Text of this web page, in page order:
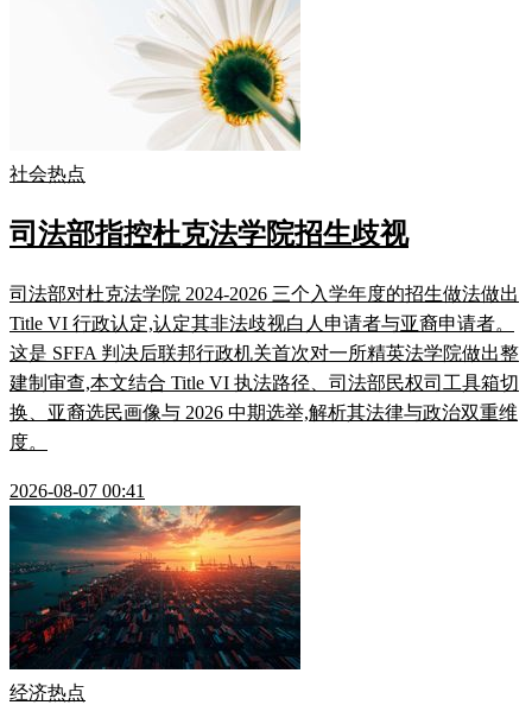
社会热点
司法部指控杜克法学院招生歧视
司法部对杜克法学院 2024-2026 三个入学年度的招生做法做出
Title VI 行政认定,认定其非法歧视白人申请者与亚裔申请者。
这是 SFFA 判决后联邦行政机关首次对一所精英法学院做出整
建制审查,本文结合 Title VI 执法路径、司法部民权司工具箱切
换、亚裔选民画像与 2026 中期选举,解析其法律与政治双重维
度。
2026-08-07 00:41
经济热点